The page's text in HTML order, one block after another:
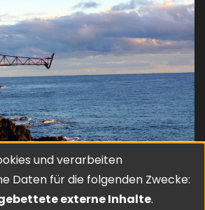
und verarbeiten
Daten für die folgenden Zwecke:
externe Inhalte.